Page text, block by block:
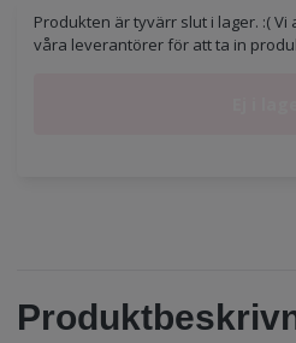
Produkten är tyvärr slut i lager. :(
våra leverantörer för att ta in